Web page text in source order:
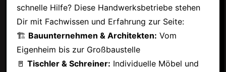
schnelle Hilfe? Diese Handwerksbetriebe stehen
Dir mit Fachwissen und Erfahrung zur Seite:
🏗 Bauunternehmen & Architekten: Vom
Eigenheim bis zur Großbaustelle
🚪 Tischler & Schreiner: Individuelle Möbel und